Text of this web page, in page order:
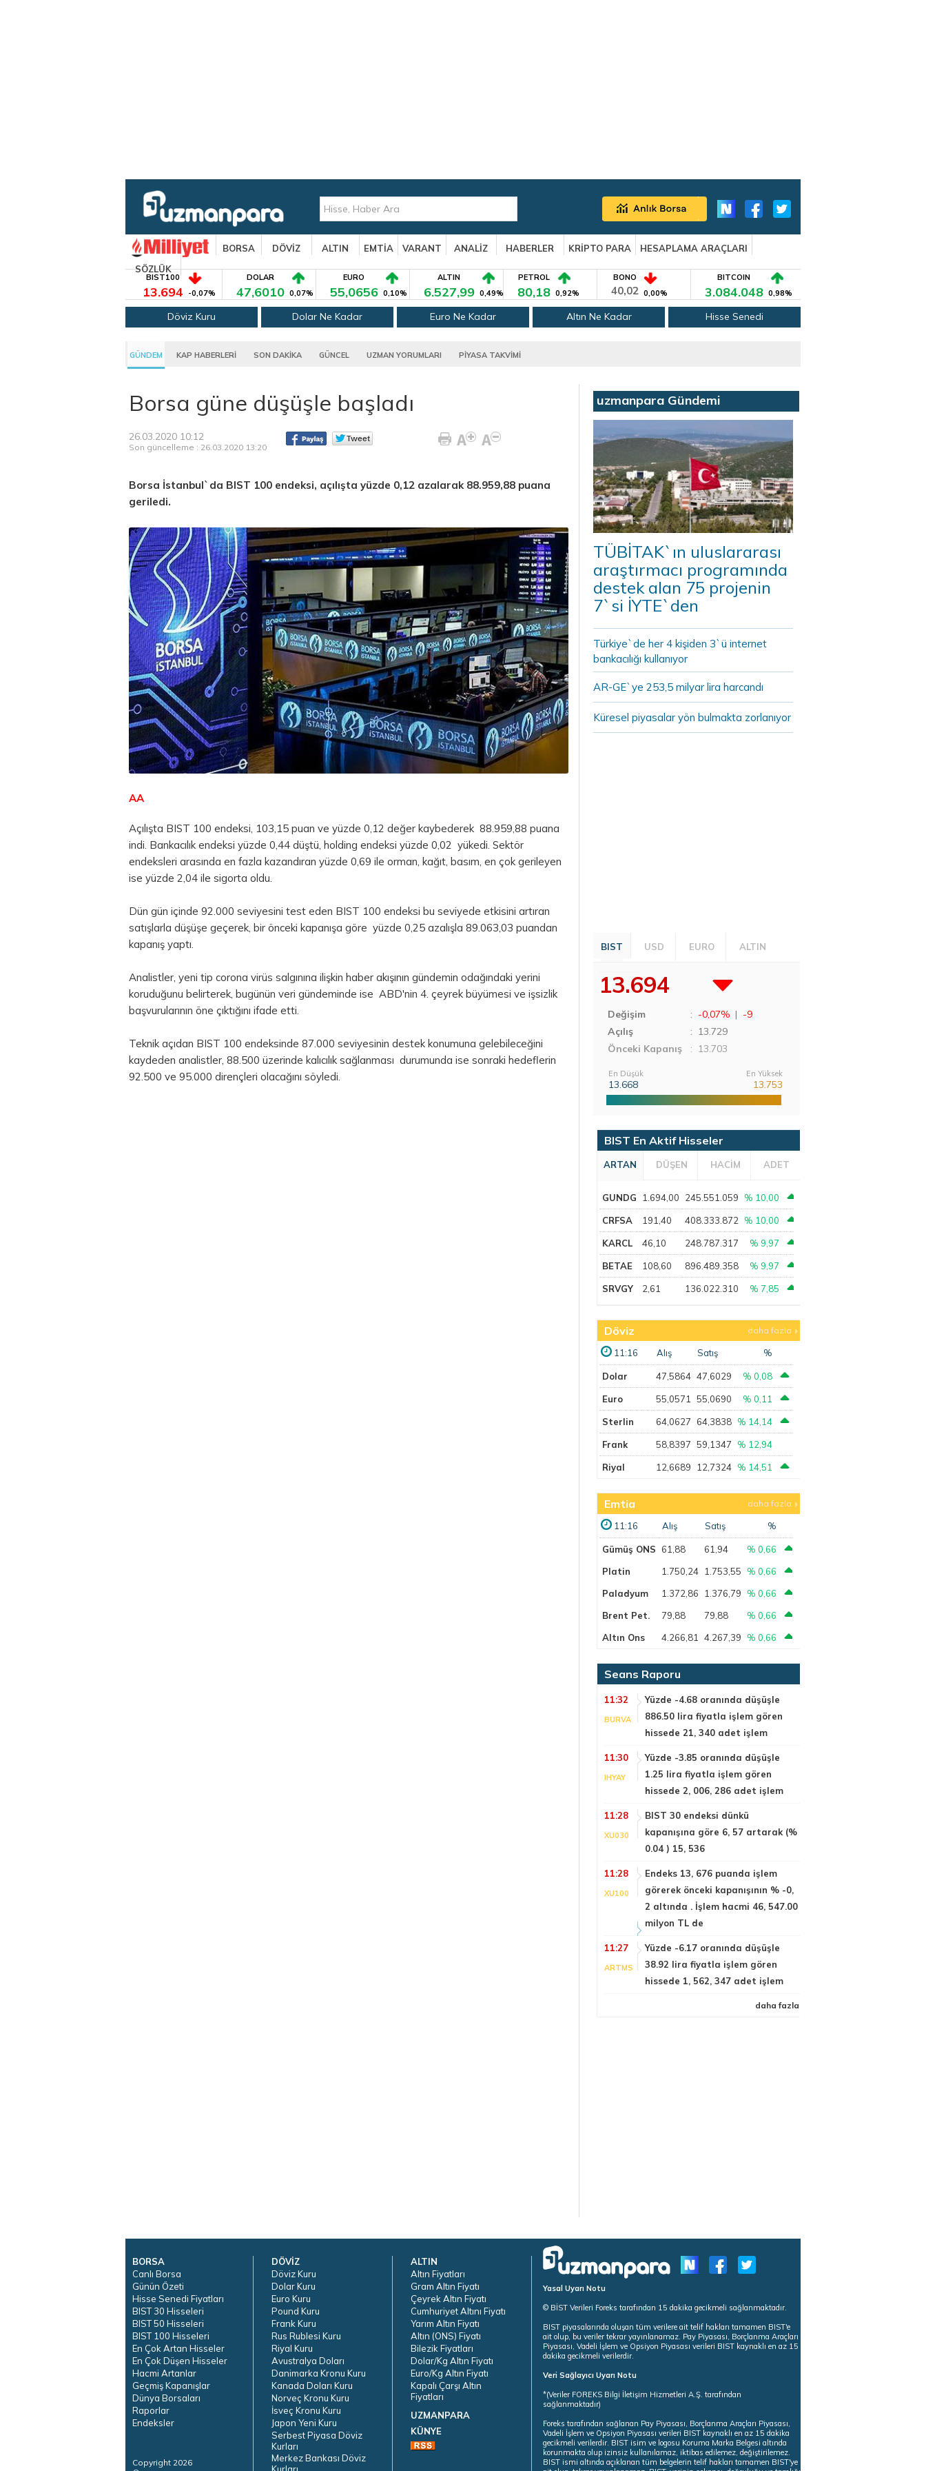
BORSA DÖVİZ ALTIN EMTİA VARANT ANALİZ HABERLER KRİPTO PARA
HESAPLAMA ARAÇLARI
SÖZLÜK
BIST100
13.694 -0,07%
DOLAR
47,6010 0,07%
EURO
55,0656 0,10%
ALTIN
6.527,99 0,49%
PETROL
80,18 0,92%
BONO
40,02 0,00%
BITCOIN
3.084.048 0,98%
Döviz Kuru Dolar Ne Kadar Euro Ne Kadar Altın Ne Kadar Hisse Senedi
GÜNDEM KAP HABERLERİ SON DAKİKA GÜNCEL UZMAN YORUMLARI PİYASA TAKVİMİ
Borsa güne düşüşle başladı
26.03.2020 10:12
Son güncelleme : 26.03.2020 13:20
Borsa İstanbul`da BIST 100 endeksi, açılışta yüzde 0,12 azalarak 88.959,88 puana
geriledi.
AA
Açılışta BIST 100 endeksi, 103,15 puan ve yüzde 0,12 değer kaybederek 88.959,88 puana
indi. Bankacılık endeksi yüzde 0,44 düştü, holding endeksi yüzde 0,02 yükedi. Sektör
endeksleri arasında en fazla kazandıran yüzde 0,69 ile orman, kağıt, basım, en çok gerileyen
ise yüzde 2,04 ile sigorta oldu.
Dün gün içinde 92.000 seviyesini test eden BIST 100 endeksi bu seviyede etkisini artıran
satışlarla düşüşe geçerek, bir önceki kapanışa göre yüzde 0,25 azalışla 89.063,03 puandan
kapanış yaptı.
Analistler, yeni tip corona virüs salgınına ilişkin haber akışının gündemin odağındaki yerini
koruduğunu belirterek, bugünün veri gündeminde ise ABD'nin 4. çeyrek büyümesi ve işsizlik
başvurularının öne çıktığını ifade etti.
Teknik açıdan BIST 100 endeksinde 87.000 seviyesinin destek konumuna gelebileceğini
kaydeden analistler, 88.500 üzerinde kalıcılık sağlanması durumunda ise sonraki hedeflerin
92.500 ve 95.000 dirençleri olacağını söyledi.
uzmanpara Gündemi
TÜBİTAK`ın uluslararası
araştırmacı programında
destek alan 75 projenin
7`si İYTE`den
Türkiye`de her 4 kişiden 3`ü internet
bankacılığı kullanıyor
AR-GE`ye 253,5 milyar lira harcandı
Küresel piyasalar yön bulmakta zorlanıyor
BIST USD EURO ALTIN
13.694
Değişim : -0,07% | -9
Açılış
: 13.729
Önceki Kapanış
: 13.703
En Düşük
13.668
En Yüksek
13.753
BIST En Aktif Hisseler
ARTAN DÜŞEN HACİM ADET
GUNDG 1.694,00 245.551.059 % 10,00
CRFSA 191,40 408.333.872 % 10,00
KARCL 46,10 248.787.317 % 9,97
BETAE 108,60 896.489.358 % 9,97
SRVGY 2,61 136.022.310 % 7,85
Döviz daha fazla
11:16 Alış Satış %
Dolar 47,5864 47,6029 % 0,08
Euro 55,0571 55,0690 % 0,11
Sterlin 64,0627 64,3838 % 14,14
Frank 58,8397 59,1347 % 12,94
Riyal 12,6689 12,7324 % 14,51
Emtia daha fazla
11:16 Alış Satış %
Gümüş ONS 61,88 61,94
% 0,66
Platin
1.750,24 1.753,55
% 0,66
Paladyum
1.372,86 1.376,79
% 0,66
Brent Pet.
79,88 79,88
% 0,66
Altın Ons
4.266,81 4.267,39 % 0,66
Seans Raporu
11:32
BURVA
Yüzde -4.68 oranında düşüşle
886.50 lira fiyatla işlem gören
hissede 21, 340 adet işlem
11:30
IHYAY
Yüzde -3.85 oranında düşüşle
1.25 lira fiyatla işlem gören
hissede 2, 006, 286 adet işlem
11:28
XU030
BIST 30 endeksi dünkü
kapanışına göre 6, 57 artarak (%
0.04 ) 15, 536
11:28
XU100
Endeks 13, 676 puanda işlem
görerek önceki kapanışının % -0,
2 altında . İşlem hacmi 46, 547.00
milyon TL de
11:27
ARTMS
Yüzde -6.17 oranında düşüşle
38.92 lira fiyatla işlem gören
hissede 1, 562, 347 adet işlem
daha fazla
BORSA
Canlı Borsa
Günün Özeti
Hisse Senedi Fiyatları
BIST 30 Hisseleri
BIST 50 Hisseleri
BIST 100 Hisseleri
En Çok Artan Hisseler
En Çok Düşen Hisseler
Hacmi Artanlar
Geçmiş Kapanışlar
Dünya Borsaları
Raporlar
Endeksler
Copyright 2026
DÖVİZ
Döviz Kuru
Dolar Kuru
Euro Kuru
Pound Kuru
Frank Kuru
Rus Rublesi Kuru
Riyal Kuru
Avustralya Doları
Danimarka Kronu Kuru
Kanada Doları Kuru
Norveç Kronu Kuru
İsveç Kronu Kuru
Japon Yeni Kuru
Serbest Piyasa Döviz
Kurları
Merkez Bankası Döviz
Kurları
ALTIN
Altın Fiyatları
Gram Altın Fiyatı
Çeyrek Altın Fiyatı
Cumhuriyet Altını Fiyatı
Yarım Altın Fiyatı
Altın (ONS) Fiyatı
Bilezik Fiyatları
Dolar/Kg Altın Fiyatı
Euro/Kg Altın Fiyatı
Kapalı Çarşı Altın
Fiyatları
UZMANPARA
KÜNYE
Yasal Uyarı Notu
© BİST Verileri Foreks tarafından 15 dakika gecikmeli sağlanmaktadır.
BIST piyasalarında oluşan tüm verilere ait telif hakları tamamen BIST'e
ait olup, bu veriler tekrar yayınlanamaz. Pay Piyasası, Borçlanma Araçları
Piyasası, Vadeli İşlem ve Opsiyon Piyasası verileri BIST kaynaklı en az 15
dakika gecikmeli verilerdir.
Veri Sağlayıcı Uyarı Notu
*(Veriler FOREKS Bilgi İletişim Hizmetleri A.Ş. tarafından
sağlanmaktadır)
Foreks tarafından sağlanan Pay Piyasası, Borçlanma Araçları Piyasası,
Vadeli İşlem ve Opsiyon Piyasası verileri BIST kaynaklı en az 15 dakika
gecikmeli verilerdir. BIST isim ve logosu Koruma Marka Belgesi altında
korunmakta olup izinsiz kullanılamaz, iktibas edilemez, değiştirilemez.
BIST ismi altında açıklanan tüm belgelerin telif hakları tamamen BIST'ye